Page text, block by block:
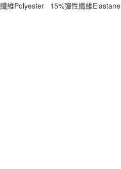
維Polyester 15%彈性纖維Elastane